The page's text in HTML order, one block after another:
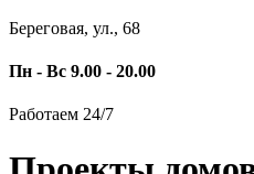
Береговая, ул., 68
Пн - Вс 9.00 - 20.00
Работаем 24/7